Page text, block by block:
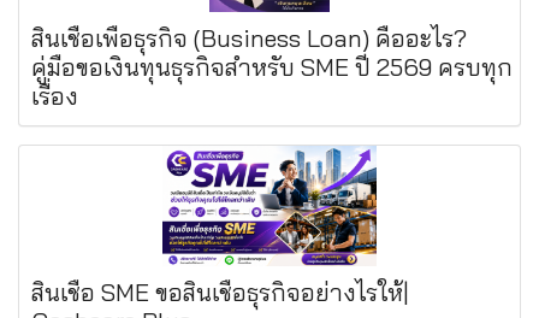
สินเชื่อเพื่อธุรกิจ (Business Loan) คืออะไร?
คู่มือขอเงินทุนธุรกิจสำหรับ SME ปี 2569 ครบทุก
เรื่อง
สินเชื่อ SME ขอสินเชื่อธุรกิจอย่างไรให้|